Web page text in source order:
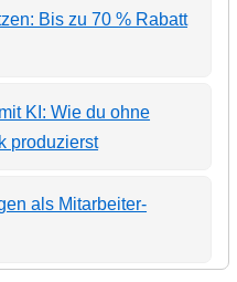
Bis zu 70 % Rabatt
KI: Wie du ohne
produzierst
als Mitarbeiter-